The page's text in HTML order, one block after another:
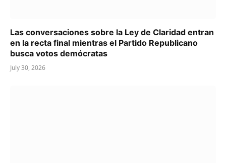
Las conversaciones sobre la Ley de Claridad entran
en la recta final mientras el Partido Republicano
busca votos demócratas
July 30, 2026